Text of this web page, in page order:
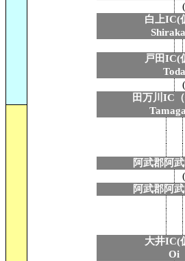
白上IC(
戸田IC(
Toda
田万川IC（
阿武郡阿
阿武郡阿
大井IC(
Oi